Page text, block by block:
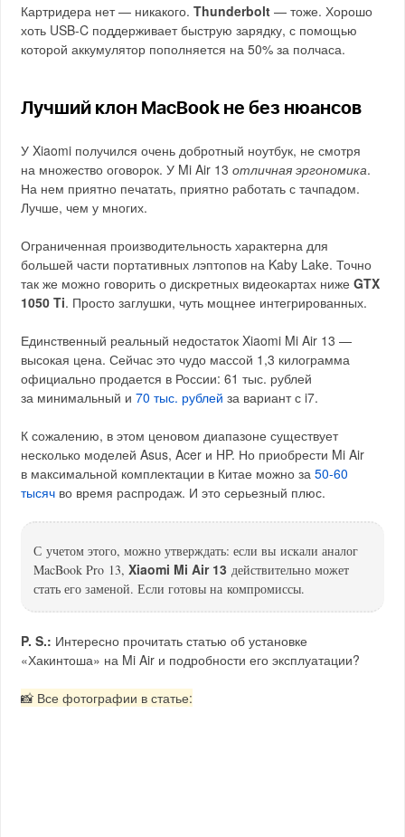
Картридера нет — никакого.Thunderbolt — тоже. Хорошо
хоть USB-C поддерживает быструю зарядку, с помощью
которой аккумулятор пополняется на 50% за полчаса.
Лучший клон MacBook не без нюансов
У Xiaomi получился очень добротный ноутбук, не смотря
на множество оговорок. У Mi Air 13отличная эргономика.
На нем приятно печатать, приятно работать с тачпадом.
Лучше, чем у многих.
Ограниченная производительность характерна для
большей части портативных лэптопов на Kaby Lake. Точно
так же можно говорить о дискретных видеокартах нижеGTX
1050 Ti. Просто заглушки, чуть мощнее интегрированных.
Единственный реальный недостаток Xiaomi Mi Air 13 —
высокая цена. Сейчас это чудо массой 1,3 килограмма
официально продается в России: 61 тыс. рублей
за минимальный и70 тыс. рублей за вариант с i7.
К сожалению, в этом ценовом диапазоне существует
несколько моделей Asus, Acer и HP. Но приобрести Mi Air
в максимальной комплектации в Китае можно за50-60
тысяч во время распродаж. И это серьезный плюс.
С учетом этого, можно утверждать: если вы искали аналог
MacBook Pro 13,Xiaomi Mi Air 13 действительно может
стать его заменой. Если готовы на компромиссы.
P. S.: Интересно прочитать статью об установке
«Хакинтоша» на Mi Air и подробности его эксплуатации?
📸 Все фотографии в статье: